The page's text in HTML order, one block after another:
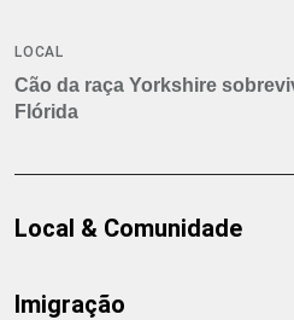
LOCAL
Cão da raça Yorkshire
Flórida
Local & Comunidade
Imigração